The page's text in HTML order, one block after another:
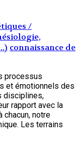
/
connaissance de
processus
et émotionnels des
disciplines,
rapport avec la
chacun, notre
Les terrains